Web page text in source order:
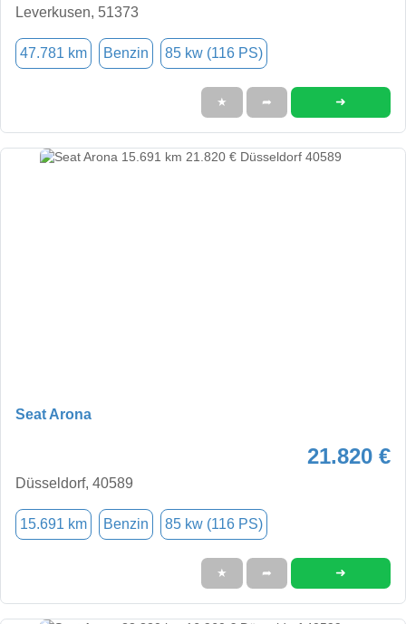
Leverkusen, 51373
47.781 km Benzin 85 kw (116 PS)
★ ➦ ➜
Seat Arona
21.820 €
Düsseldorf, 40589
15.691 km Benzin 85 kw (116 PS)
★ ➦ ➜